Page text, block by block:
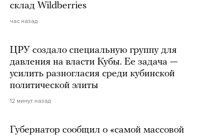
склад Wildberries
час назад
ЦРУ создало специальную группу для
давления на власти Кубы. Ее задача —
усилить разногласия среди кубинской
политической элиты
12 минут назад
Губернатор сообщил о «самой массовой